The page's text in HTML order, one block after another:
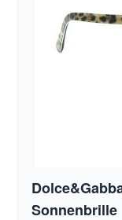
Sonnenbrille